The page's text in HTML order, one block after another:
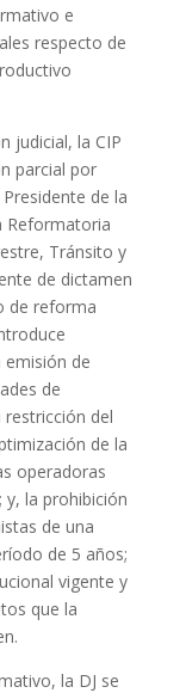
e
respecto de
judicial, la CIP
parcial por
de la
Reformatoria
Tránsito y
de dictamen
de reforma
de
de
del
de la
operadoras
y, la prohibición
de una
de 5 años;
vigente y
que la
la DJ se